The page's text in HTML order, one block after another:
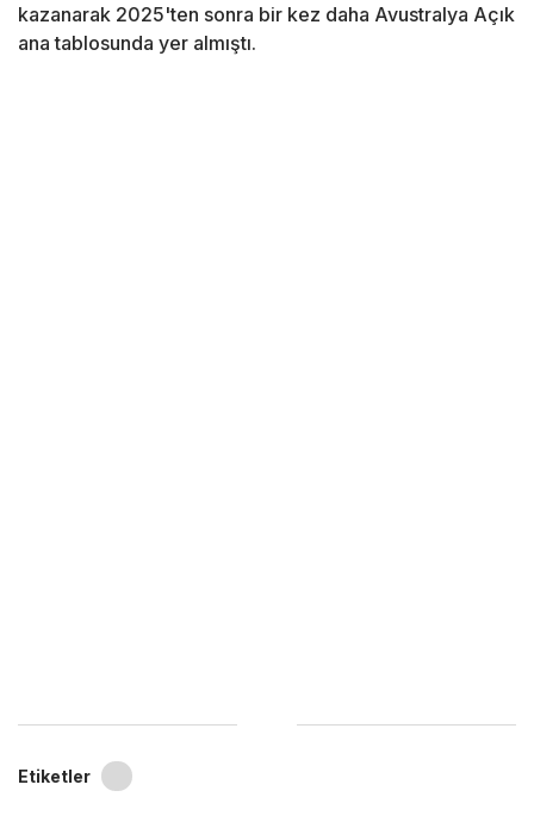
kazanarak 2025'ten sonra bir kez daha Avustralya Açık
ana tablosunda yer almıştı.
Etiketler